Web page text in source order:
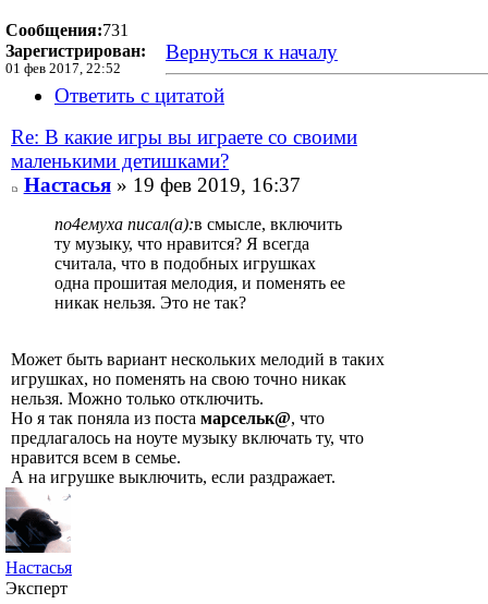
Сообщения:731
Зарегистрирован:
01 фев 2017, 22:52
Вернуться к началу
Ответить с цитатой
Re: В какие игры вы играете со своими
маленькими детишками?
Настасья» 19 фев 2019, 16:37
по4емуха писал(а):в смысле, включить
ту музыку, что нравится? Я всегда
считала, что в подобных игрушках
одна прошитая мелодия, и поменять ее
никак нельзя. Это не так?
Может быть вариант нескольких мелодий в таких
игрушках, но поменять на свою точно никак
нельзя. Можно только отключить.
Но я так поняла из поста марсельк@, что
предлагалось на ноуте музыку включать ту, что
нравится всем в семье.
А на игрушке выключить, если раздражает.
Настасья
Эксперт